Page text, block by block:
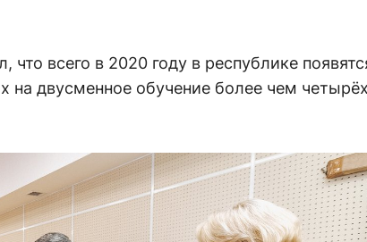
всего в 2020 году в республике
на двусменное обучение более чем четырёх